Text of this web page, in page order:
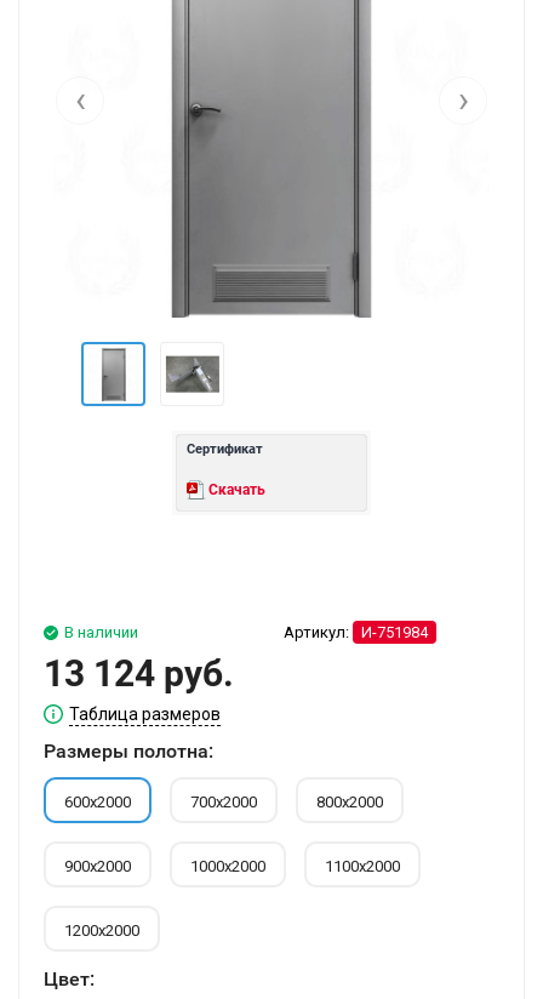
‹ ›
Сертификат
Скачать
Артикул: И-751984
В наличии
13 124 руб.
Таблица размеров
Размеры полотна:
600х2000 700х2000 800х2000
900х2000 1000х2000 1100х2000
1200х2000
Цвет: